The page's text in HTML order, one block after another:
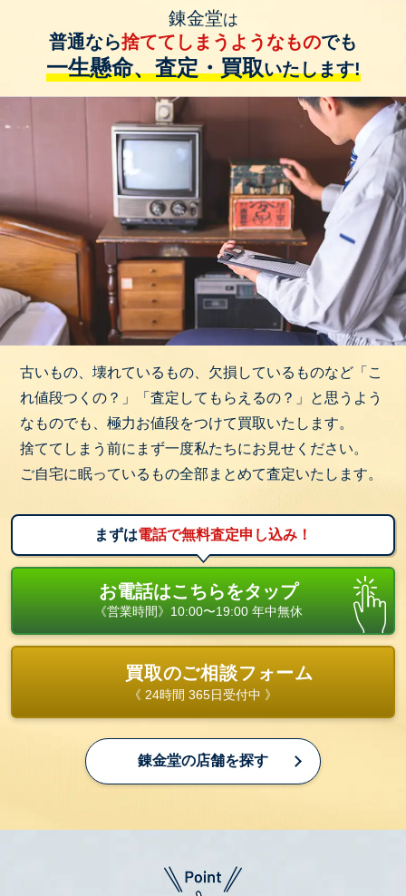
錬金堂は
普通なら捨ててしまうようなものでも
一生懸命、査定・買取いたします!
古いもの、壊れているもの、欠損しているものなど「こ
れ値段つくの？」「査定してもらえるの？」と思うよう
なものでも、極力お値段をつけて買取いたします。
捨ててしまう前にまず一度私たちにお見せください。
ご自宅に眠っているもの全部まとめて査定いたします。
まずは電話で無料査定申し込み！
お電話はこちらをタップ
《営業時間》10:00〜19:00 年中無休
買取のご相談フォーム
《 24時間 365日受付中 》
錬金堂の店舗を探す